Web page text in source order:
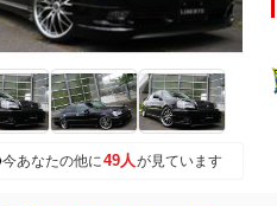
今あなたの他に49人が見ています